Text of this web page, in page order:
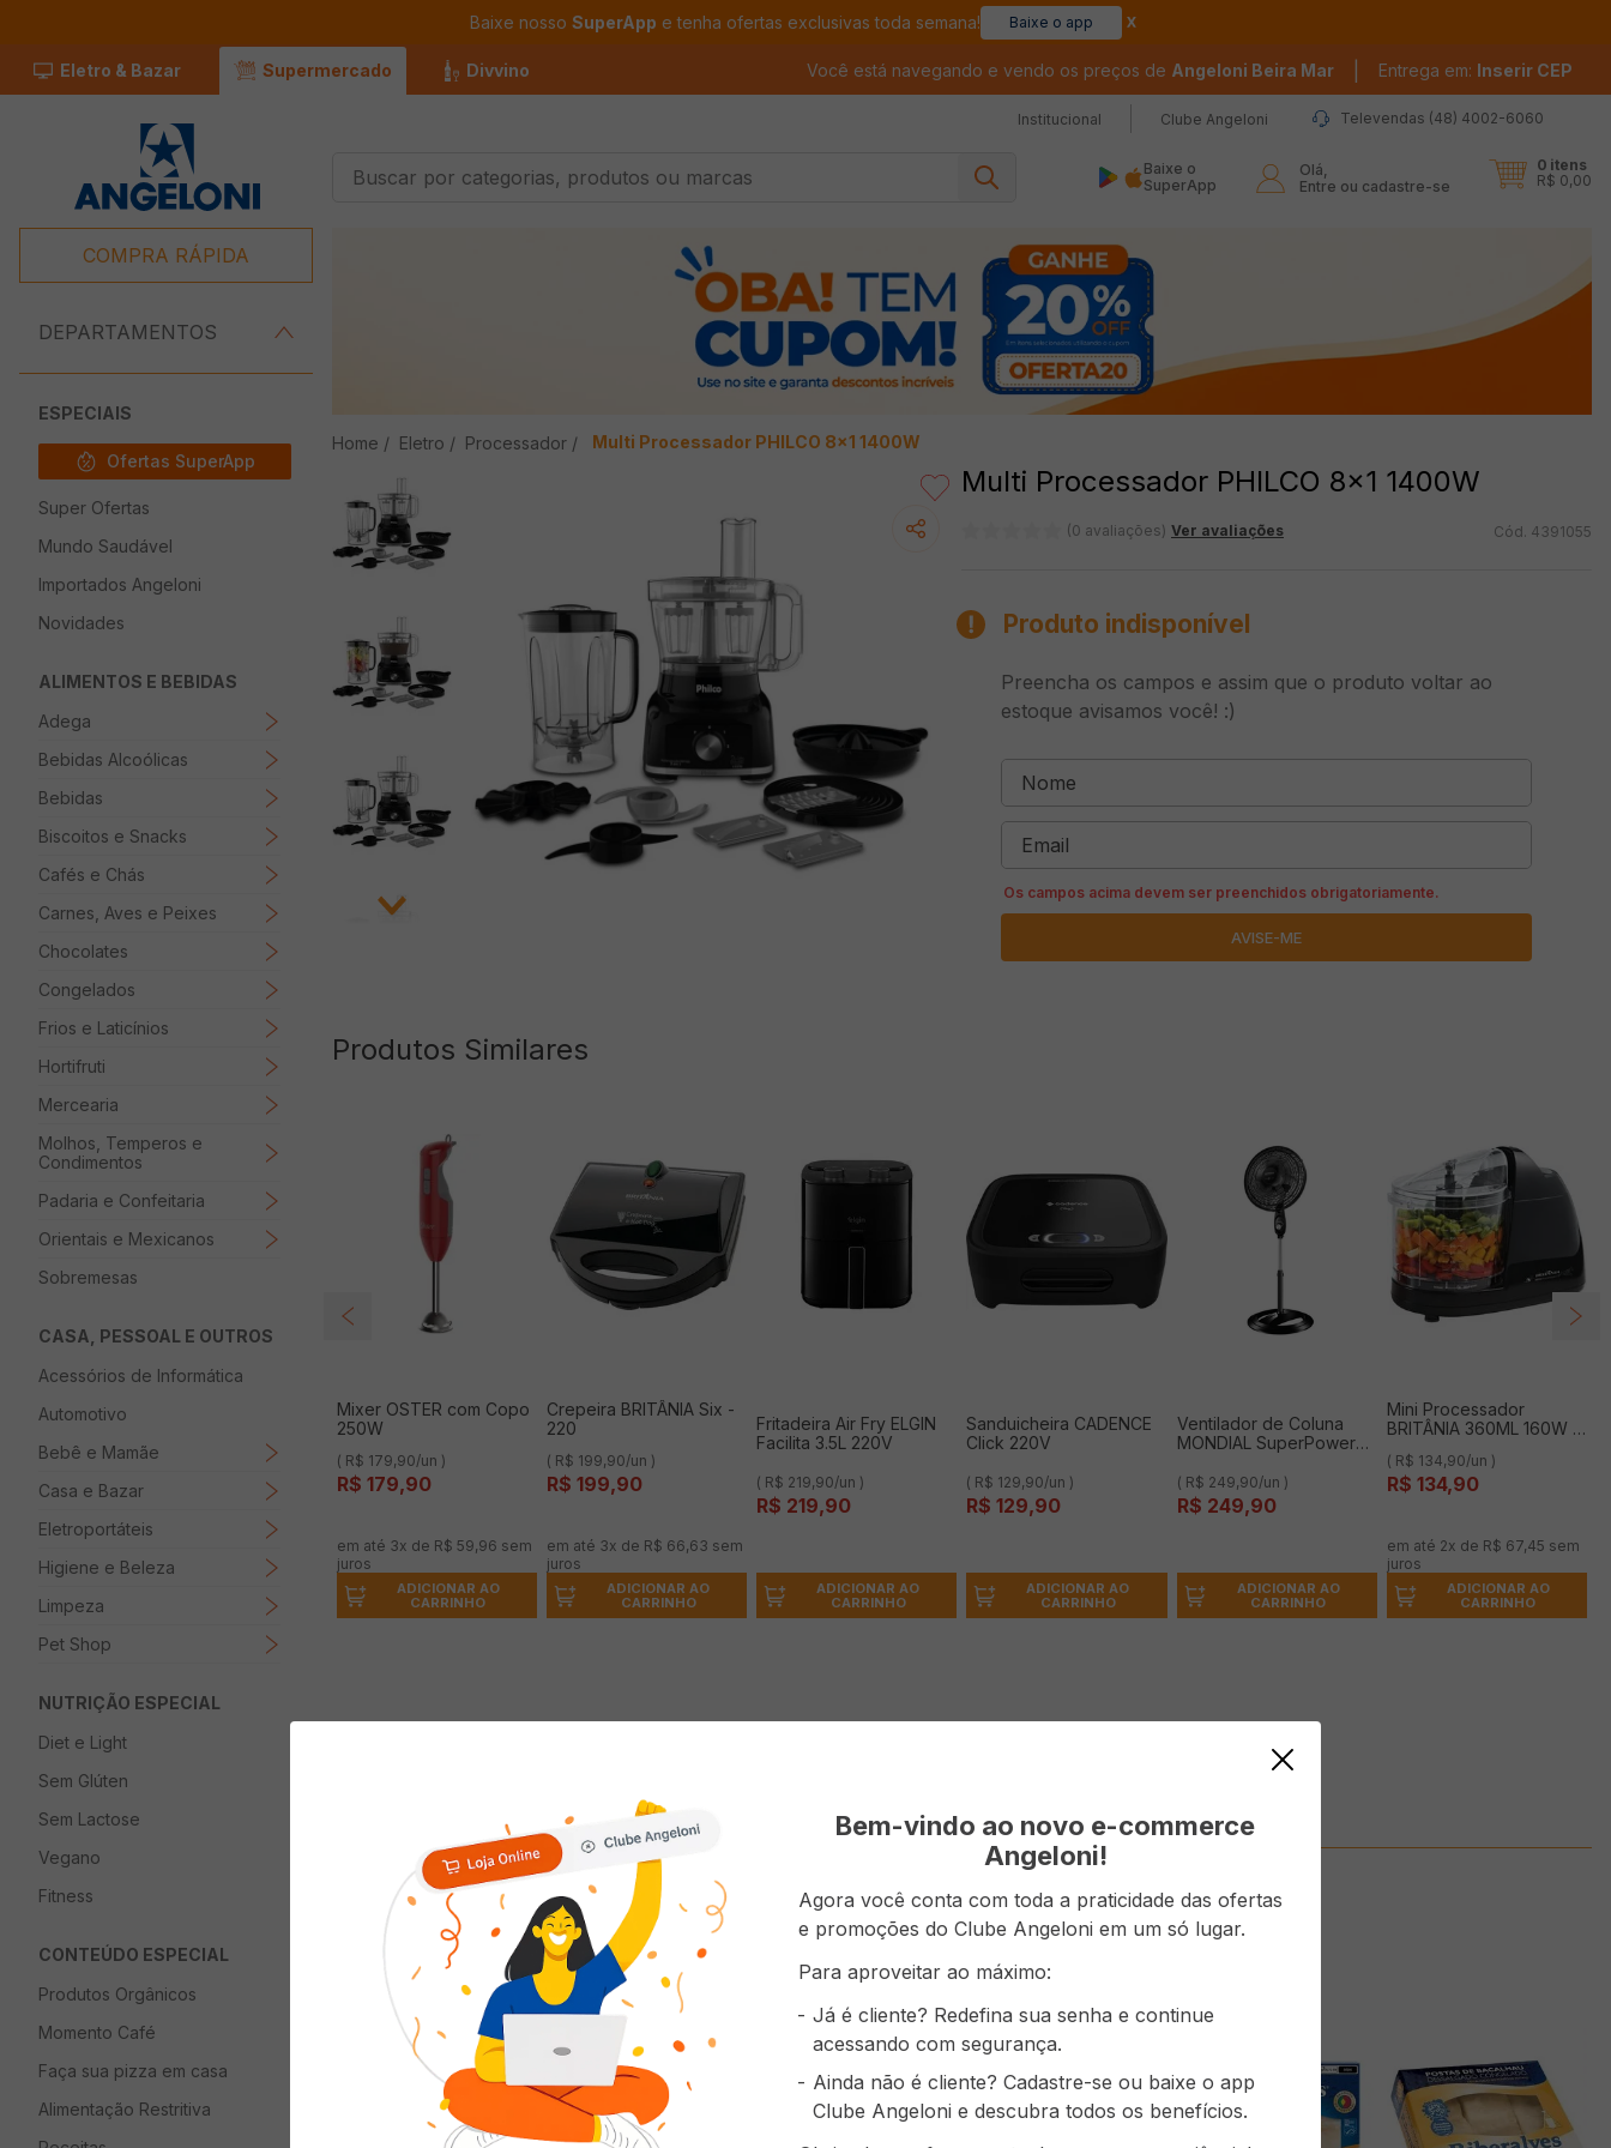
Baixe nosso SuperApp e tenha ofertas exclusivas toda semana! Baixe o app
Eletro & Bazar Supermercado Divvino Você está navegando e vendo os preços de Angeloni Beira Mar Entrega em: Inserir CEP
Institucional Clube Angeloni Televendas (48) 4002-6060
5º Queijo
Carne
7º Pão
Macarrão
10º Ovo
Baixe o
SuperApp
Olá,
Entre ou cadastre-se
0 itens
R$ 0,00
COMPRA RÁPIDA
DEPARTAMENTOS
ESPECIAIS
Ofertas SuperApp
Super Ofertas
Mundo Saudável
Importados Angeloni
Novidades
ALIMENTOS E BEBIDAS
Adega
Bebidas Alcoólicas
Bebidas
Biscoitos e Snacks
Cafés e Chás
Carnes, Aves e Peixes
Chocolates
Congelados
Frios e Laticínios
Hortifruti
Mercearia
Molhos, Temperos e
Condimentos
Padaria e Confeitaria
Orientais e Mexicanos
Sobremesas
CASA, PESSOAL E OUTROS
Acessórios de Informática
Automotivo
Bebê e Mamãe
Casa e Bazar
Eletroportáteis
Higiene e Beleza
Limpeza
Pet Shop
NUTRIÇÃO ESPECIAL
Diet e Light
Sem Glúten
Sem Lactose
Vegano
Fitness
CONTEÚDO ESPECIAL
Produtos Orgânicos
Momento Café
Faça sua pizza em casa
Alimentação Restritiva
Eletro Processador Multi Processador PHILCO 8x1 1400W
Multi Processador PHILCO 8x1 1400W
(0 avaliações) Ver avaliações 4391055
Produto indisponível
Preencha os campos e assim que o produto voltar ao
estoque avisamos você! :)
Produtos Similares
Mixer OSTER com Copo
250W
( R$ 179,90/un )
R$ 179,90
em até 3x de R$ 59,96 sem
juros
ADICIONAR AO
CARRINHO
Crepeira BRITÂNIA Six -
220
( R$ 199,90/un )
R$ 199,90
em até 3x de R$ 66,63 sem
juros
ADICIONAR AO
CARRINHO
Fritadeira Air Fry ELGIN
Facilita 3.5L 220V
( R$ 219,90/un )
R$ 219,90
ADICIONAR AO
CARRINHO
Sanduicheira CADENCE
Click 220V
( R$ 129,90/un )
R$ 129,90
ADICIONAR AO
CARRINHO
Ventilador de Coluna
MONDIAL SuperPower
( R$ 249,90/un )
R$ 249,90
ADICIONAR AO
CARRINHO
Mini Processador
BRITÂNIA 360ML 160W -
( R$ 134,90/un )
R$ 134,90
em até 2x de R$ 67,45 sem
juros
ADICIONAR AO
CARRINHO
Multi Processador PHILCO 8x1 Preto 1400W 220V Ref.: PMP1600
Quem viu comprou também
Bem-vindo ao novo e-commerce
Angeloni!
Agora você conta com toda a praticidade das ofertas
e promoções do Clube Angeloni em um só lugar.
Para aproveitar ao máximo:
Já é cliente? Redefina sua senha e continue
acessando com segurança.
Ainda não é cliente? Cadastre-se ou baixe o app
Clube Angeloni e descubra todos os benefícios.